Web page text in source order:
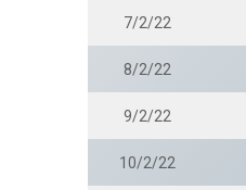
7/2/22
8/2/22
9/2/22
10/2/22